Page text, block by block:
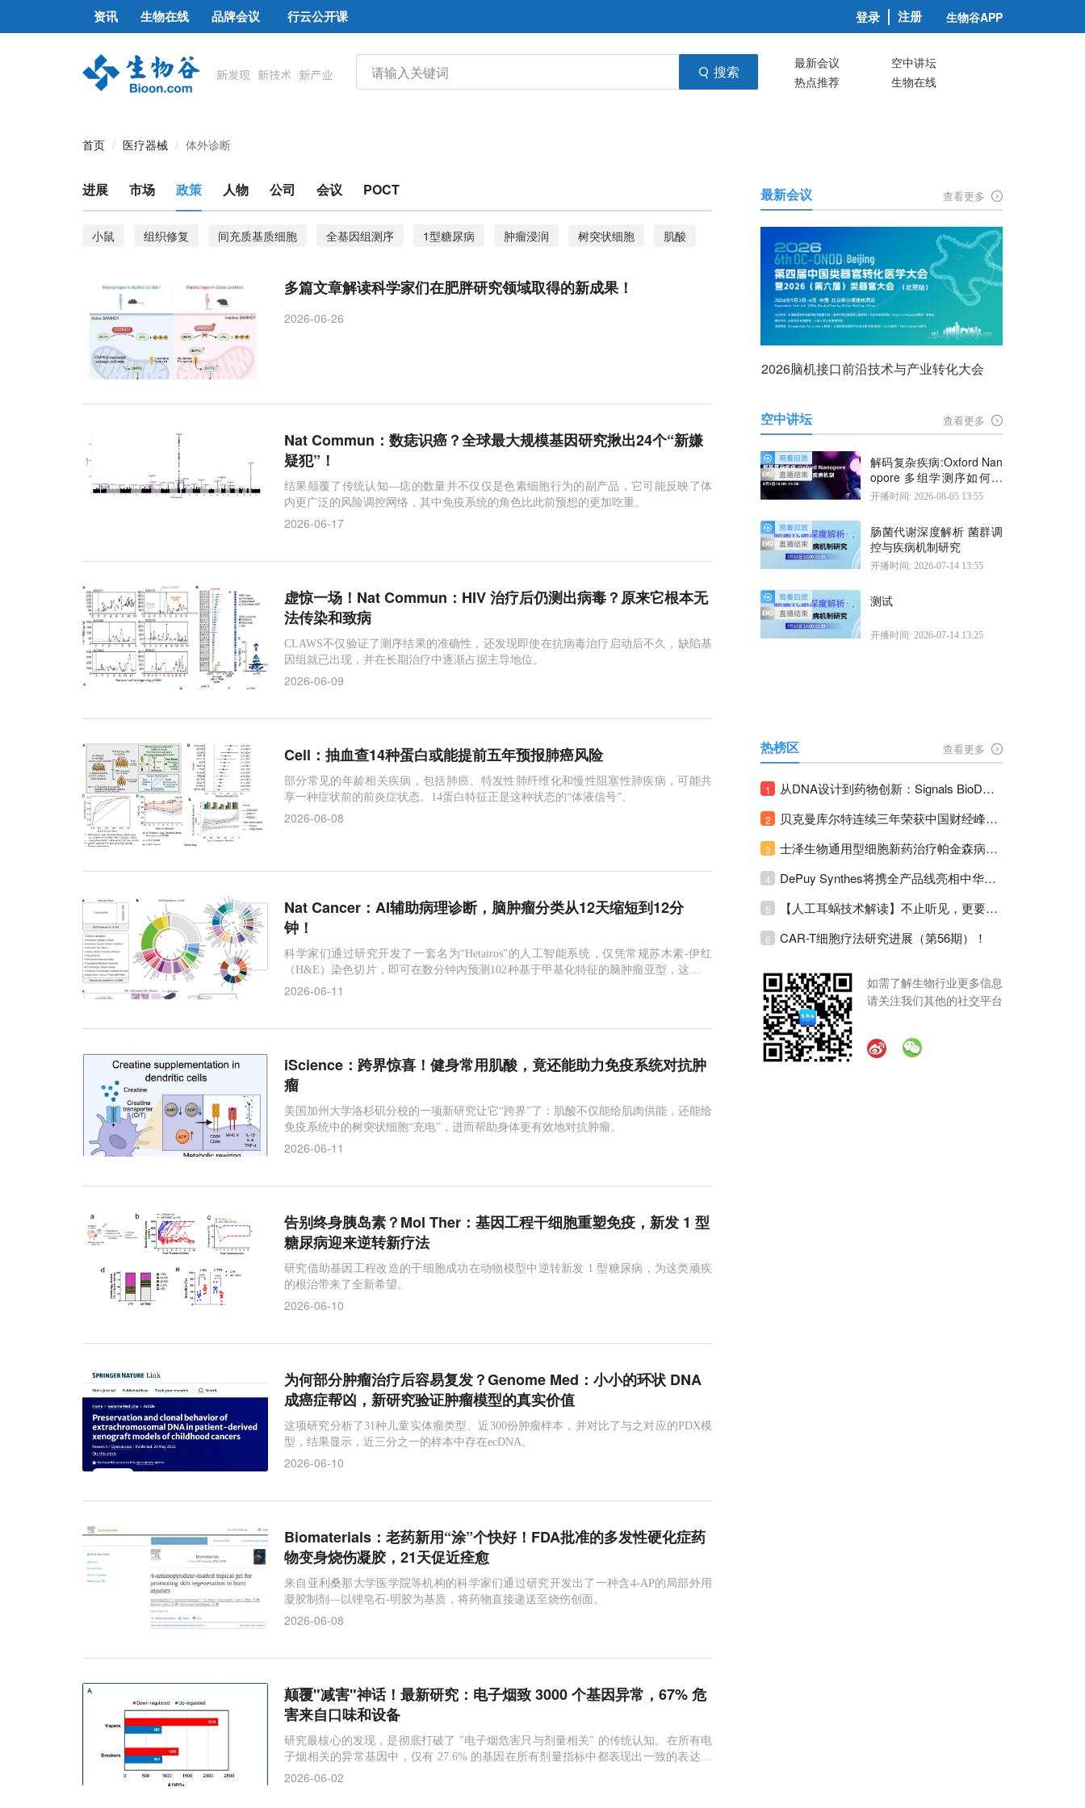
资讯 生物在线 品牌会议 行云公开课 登录 注册 生物谷APP
搜索 最新会议
空中讲坛
热点推荐
生物在线
首页 医疗器械 体外诊断
进展 市场 政策 人物 公司 会议 POCT
小鼠 组织修复 间充质基质细胞 全基因组测序 1型糖尿病 肿瘤浸润 树突状细胞
肌酸
细胞相容性
Hetairos 多基因风险评分 人群队列 痣数量
肥胖
代谢性疾病 肠道菌群
分子检测
IL-1β 生物标志物
多篇文章解读科学家们在肥胖研究领域取得的新成果！
2026-06-26
Nat Commun：数痣识癌？全球最大规模基因研究揪出24个“新嫌
疑犯”！
结果颠覆了传统认知—痣的数量并不仅仅是色素细胞行为的副产品，它可能反映了体
内更广泛的风险调控网络，其中免疫系统的角色比此前预想的更加吃重。
2026-06-17
虚惊一场！Nat Commun：HIV 治疗后仍测出病毒？原来它根本无
法传染和致病
CLAWS不仅验证了测序结果的准确性，还发现即使在抗病毒治疗启动后不久，缺陷基
因组就已出现，并在长期治疗中逐渐占据主导地位。
2026-06-09
Cell：抽血查14种蛋白或能提前五年预报肺癌风险
部分常见的年龄相关疾病，包括肺癌、特发性肺纤维化和慢性阻塞性肺疾病，可能共
享一种症状前的前炎症状态。14蛋白特征正是这种状态的“体液信号”。
2026-06-08
Nat Cancer：AI辅助病理诊断，脑肿瘤分类从12天缩短到12分
钟！
科学家们通过研究开发了一套名为“Hetairos”的人工智能系统，仅凭常规苏木素-伊红
（H&E）染色切片，即可在数分钟内预测102种基于甲基化特征的脑肿瘤亚型，这一研
究有望大幅加速全球脑肿瘤诊断进程。
2026-06-11
iScience：跨界惊喜！健身常用肌酸，竟还能助力免疫系统对抗肿
瘤
美国加州大学洛杉矶分校的一项新研究让它“跨界”了：肌酸不仅能给肌肉供能，还能给
免疫系统中的树突状细胞“充电”，进而帮助身体更有效地对抗肿瘤。
2026-06-11
告别终身胰岛素？Mol Ther：基因工程干细胞重塑免疫，新发 1 型
糖尿病迎来逆转新疗法
研究借助基因工程改造的干细胞成功在动物模型中逆转新发 1 型糖尿病，为这类顽疾
的根治带来了全新希望。
2026-06-10
为何部分肿瘤治疗后容易复发？Genome Med：小小的环状 DNA
成癌症帮凶，新研究验证肿瘤模型的真实价值
这项研究分析了31种儿童实体瘤类型、近300份肿瘤样本，并对比了与之对应的PDX模
型，结果显示，近三分之一的样本中存在ecDNA。
2026-06-10
Biomaterials：老药新用“涂”个快好！FDA批准的多发性硬化症药
物变身烧伤凝胶，21天促近痊愈
来自亚利桑那大学医学院等机构的科学家们通过研究开发出了一种含4-AP的局部外用
凝胶制剂—以锂皂石-明胶为基质，将药物直接递送至烧伤创面。
2026-06-08
颠覆"减害"神话！最新研究：电子烟致 3000 个基因异常，67% 危
害来自口味和设备
研究最核心的发现，是彻底打破了 "电子烟危害只与剂量相关" 的传统认知。在所有电
子烟相关的异常基因中，仅有 27.6% 的基因在所有剂量指标中都表现出一致的表达变
化。
2026-06-02
最新会议 查看更多
2026脑机接口前沿技术与产业转化大会
空中讲坛 查看更多
解码复杂疾病:Oxford Nan
opore 多组学测序如何揭
示疾病机制
开播时间: 2026-08-05 13:55
肠菌代谢深度解析 菌群调
控与疾病机制研究
开播时间: 2026-07-14 13:55
测试
开播时间: 2026-07-14 13:25
热榜区 查看更多
1 从DNA设计到药物创新：Signals BioDesign如何重塑分子生物学研发生态！
2 贝克曼库尔特连续三年荣获中国财经峰会三项大奖！
3 士泽生物通用型细胞新药治疗帕金森病注册临床II期全部入组完成！
4 DePuy Synthes将携全产品线亮相中华医学会运动医疗分会大会，加码布局中国运动医学创新赛道！
5 【人工耳蜗技术解读】不止听见，更要听见未来 ---- 智能耳蜗，开启人工耳蜗技术新纪元！
6 CAR-T细胞疗法研究进展（第56期）！
如需了解生物行业更多信息
请关注我们其他的社交平台